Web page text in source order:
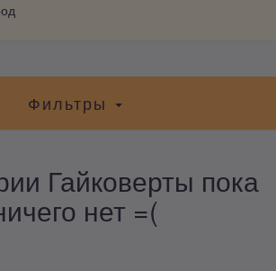
Фильтры
Гайковерты пока
нет =(